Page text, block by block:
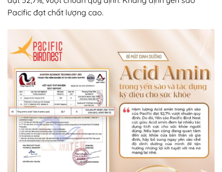
Pacific đạt chất lượng cao.